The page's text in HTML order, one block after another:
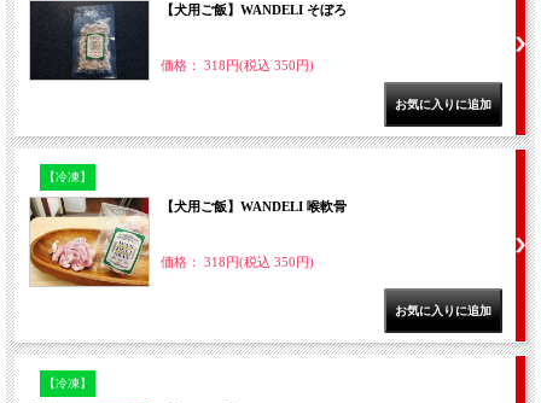
【犬用ご飯】WANDELI そぼろ
価格： 318円(税込 350円)
【冷凍】
【犬用ご飯】WANDELI 喉軟骨
価格： 318円(税込 350円)
【冷凍】